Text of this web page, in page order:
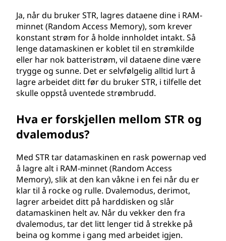
Ja, når du bruker STR, lagres dataene dine i RAM-
minnet (Random Access Memory), som krever
konstant strøm for å holde innholdet intakt. Så
lenge datamaskinen er koblet til en strømkilde
eller har nok batteristrøm, vil dataene dine være
trygge og sunne. Det er selvfølgelig alltid lurt å
lagre arbeidet ditt før du bruker STR, i tilfelle det
skulle oppstå uventede strømbrudd.
Hva er forskjellen mellom STR og
dvalemodus?
Med STR tar datamaskinen en rask powernap ved
å lagre alt i RAM-minnet (Random Access
Memory), slik at den kan våkne i en fei når du er
klar til å rocke og rulle. Dvalemodus, derimot,
lagrer arbeidet ditt på harddisken og slår
datamaskinen helt av. Når du vekker den fra
dvalemodus, tar det litt lenger tid å strekke på
beina og komme i gang med arbeidet igjen.